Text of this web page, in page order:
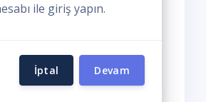
ile giriş yapın.
İptal Devam